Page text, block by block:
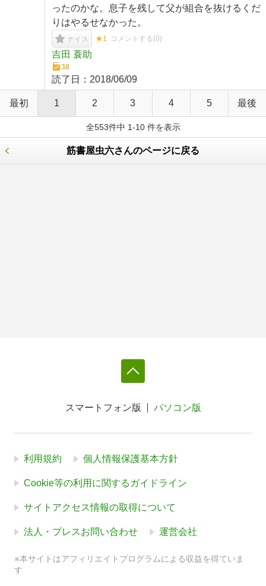
ったのかな。息子を残して父が組合を抜けるくだ
りはやるせなかった。
ナイス ★1 コメントする(0)
吉田 蓑助
38
読了日： 2018/06/09
最初 1 2 3 4 5 最後
全553件中 1-10 件を表示
筋書屋虫六さんのページに戻る
スマートフォン版 パソコン版
利用規約 個人情報保護基本方針
Cookie等の利用に関するガイドライン
サイトアクセス情報の取得について
法人・プレスお問い合わせ 運営会社
※本サイトはアフィリエイトプログラムによる収益を得ていま
す